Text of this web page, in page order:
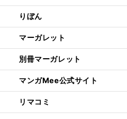
りぼん
マーガレット
別冊マーガレット
マンガMee公式サイト
リマコミ